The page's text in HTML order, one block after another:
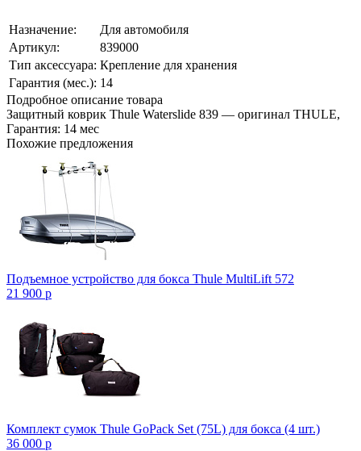
Назначение:
Для автомобиля
Артикул:
839000
Тип аксессуара: Крепление для хранения
Гарантия (мес.): 14
Подробное описание товара
Защитный коврик Thule Waterslide 839 — оригинал THULE,
Гарантия: 14 мес
Похожие предложения
Подъемное устройство для бокса Thule MultiLift 572
21 900 p
Комплект сумок Thule GoPack Set (75L) для бокса (4 шт.)
36 000 p